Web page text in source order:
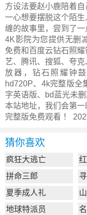
方设法要赵小鹿陪着自
一心想要摆脱这个陌
缠的故事里，尝到了一
4K影院为您提供无删
免费和百度云钻石照
艺、腾讯、搜狐、夸
放器，钻石照耀钟
hd720P、4k完整版全
字英语版、bd蓝光未
本站地址，我们会第
完整版免费观看 ！
猜你喜欢
疯狂大逃亡
拼命三郎
夏季成人礼
地球特派员